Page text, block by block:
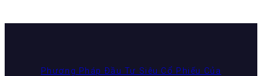
Phương Pháp Đầu Tư Siêu Cổ Phiếu Của